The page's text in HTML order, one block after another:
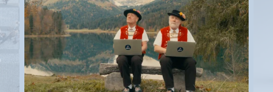
Bern 22
Bern 65
Bern 9
Bern-Zollikofen
Biel/Bienne